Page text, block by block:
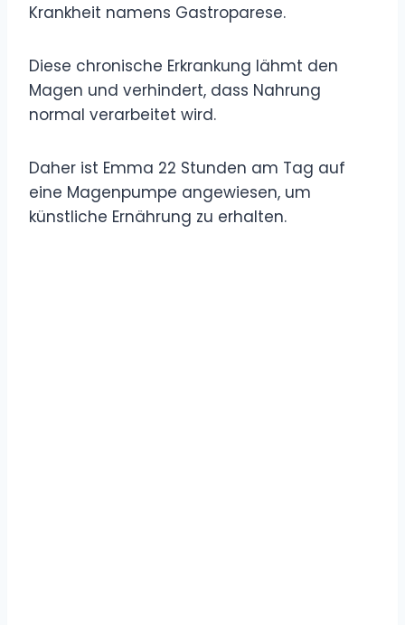
Krankheit namens Gastroparese.
Diese chronische Erkrankung lähmt den
Magen und verhindert, dass Nahrung
normal verarbeitet wird.
Daher ist Emma 22 Stunden am Tag auf
eine Magenpumpe angewiesen, um
künstliche Ernährung zu erhalten.